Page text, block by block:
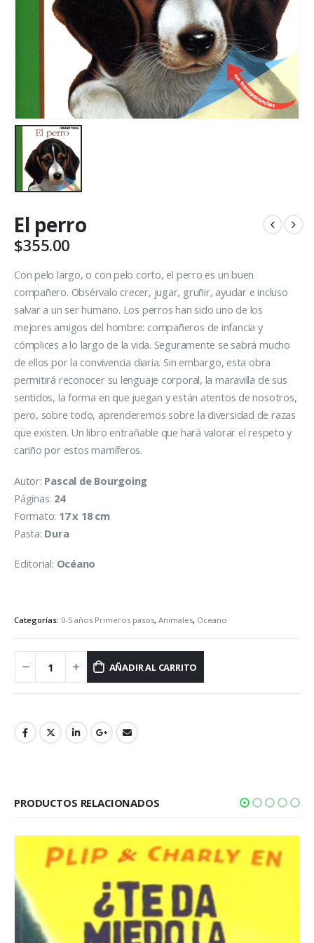
El perro
$355.00
Con pelo largo, o con pelo corto, el perro es un buen
compañero. Obsérvalo crecer, jugar, gruñir, ayudar e incluso
salvar a un ser humano. Los perros han sido uno de los
mejores amigos del hombre: compañeros de infancia y
cómplices a lo largo de la vida. Seguramente se sabrá mucho
de ellos por la convivencia diaria. Sin embargo, esta obra
permitirá reconocer su lenguaje corporal, la maravilla de sus
sentidos, la forma en que juegan y están atentos de nosotros,
pero, sobre todo, aprenderemos sobre la diversidad de razas
que existen. Un libro entrañable que hará valorar el respeto y
cariño por estos mamíferos.
Autor: Pascal de Bourgoing
Páginas: 24
Formato: 17 x 18 cm
Pasta: Dura
Editorial: Océano
Categorías: 0-5 años Primeros pasos, Animales, Oceano
AÑADIR AL CARRITO
PRODUCTOS RELACIONADOS